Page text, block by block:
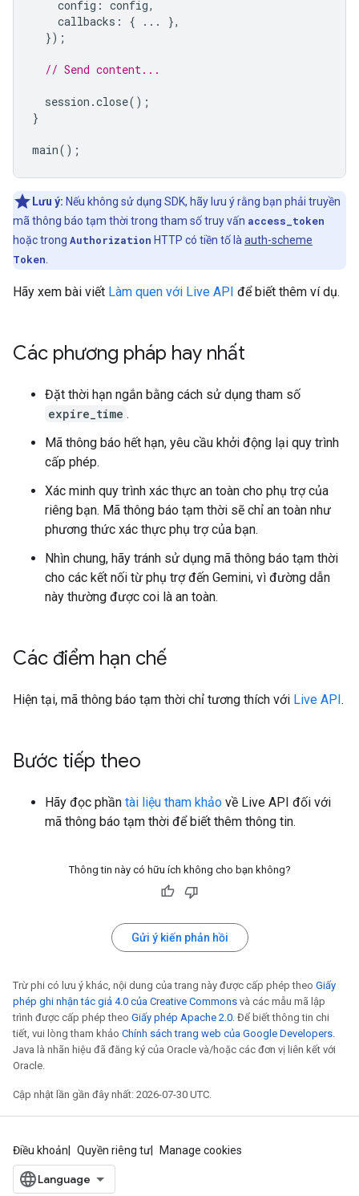
config : config,
callbacks : { ...
},
});
// Send content...
session .close();
}
main();
Lưu ý: Nếu không sử dụng SDK, hãy lưu ý rằng bạn phải truyền
mã thông báo tạm thời trong tham số truy vấn access_token
hoặc trong Authorization HTTP có tiền tố làauth-scheme
Token.
Hãy xem bài viết Làm quen với Live API để biết thêm ví dụ.
Các phương pháp hay nhất
Đặt thời hạn ngắn bằng cách sử dụng tham số
expire_time .
Mã thông báo hết hạn, yêu cầu khởi động lại quy trình
cấp phép.
Xác minh quy trình xác thực an toàn cho phụ trợ của
riêng bạn. Mã thông báo tạm thời sẽ chỉ an toàn như
phương thức xác thực phụ trợ của bạn.
Nhìn chung, hãy tránh sử dụng mã thông báo tạm thời
cho các kết nối từ phụ trợ đến Gemini, vì đường dẫn
này thường được coi là an toàn.
Các điểm hạn chế
Hiện tại, mã thông báo tạm thời chỉ tương thích với Live API .
Bước tiếp theo
Hãy đọc phần tài liệu tham khảo về Live API đối với
mã thông báo tạm thời để biết thêm thông tin.
Thông tin này có hữu ích không cho bạn không?
Gửi ý kiến phản hồi
Trừ phi có lưu ý khác, nội dung của trang này được cấp phép theo Giấy
phép ghi nhận tác giả 4.0 của Creative Commons và các mẫu mã lập
trình được cấp phép theo Giấy phép Apache 2.0. Để biết thông tin chi
tiết, vui lòng tham khảo Chính sách trang web của Google Developers.
Java là nhãn hiệu đã đăng ký của Oracle và/hoặc các đơn vị liên kết với
Oracle.
Cập nhật lần gần đây nhất: 2026-07-30 UTC.
Điều khoản Quyền riêng tư Manage cookies